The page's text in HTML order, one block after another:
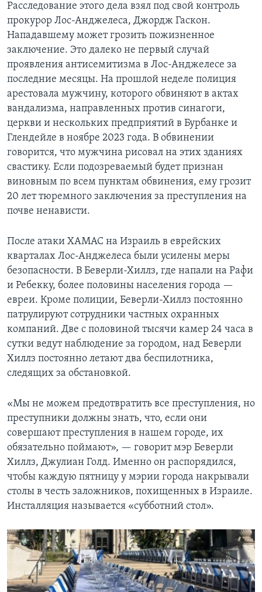
Расследование этого дела взял под свой контроль
прокурор Лос-Анджелеса, Джордж Гаскон.
Нападавшему может грозить пожизненное
заключение. Это далеко не первый случай
проявления антисемитизма в Лос-Анджелесе за
последние месяцы. На прошлой неделе полиция
арестовала мужчину, которого обвиняют в актах
вандализма, направленных против синагоги,
церкви и нескольких предприятий в Бурбанке и
Глендейле в ноябре 2023 года. В обвинении
говорится, что мужчина рисовал на этих зданиях
свастику. Если подозреваемый будет признан
виновным по всем пунктам обвинения, ему грозит
20 лет тюремного заключения за преступления на
почве ненависти.
После атаки ХАМАС на Израиль в еврейских
кварталах Лос-Анджелеса были усилены меры
безопасности. В Беверли-Хиллз, где напали на Рафи
и Ребекку, более половины населения города —
евреи. Кроме полиции, Беверли-Хиллз постоянно
патрулируют сотрудники частных охранных
компаний. Две с половиной тысячи камер 24 часа в
сутки ведут наблюдение за городом, над Беверли
Хиллз постоянно летают два беспилотника,
следящих за обстановкой.
«Мы не можем предотвратить все преступления, но
преступники должны знать, что, если они
совершают преступления в нашем городе, их
обязательно поймают», — говорит мэр Беверли
Хиллз, Джулиан Голд. Именно он распорядился,
чтобы каждую пятницу у мэрии города накрывали
столы в честь заложников, похищенных в Израиле.
Инсталляция называется «субботний стол».